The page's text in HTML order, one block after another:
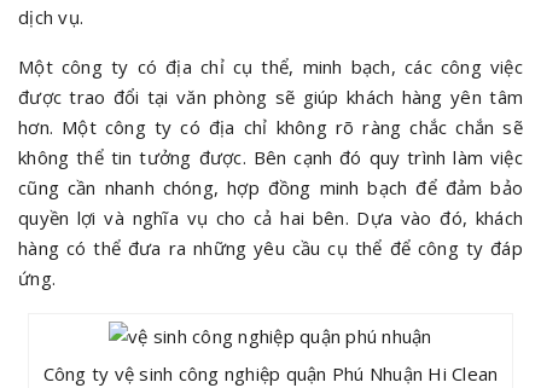
dịch vụ.
Một công ty có địa chỉ cụ thể, minh bạch, các công việc
được trao đổi tại văn phòng sẽ giúp khách hàng yên tâm
hơn. Một công ty có địa chỉ không rõ ràng chắc chắn sẽ
không thể tin tưởng được. Bên cạnh đó quy trình làm việc
cũng cần nhanh chóng, hợp đồng minh bạch để đảm bảo
quyền lợi và nghĩa vụ cho cả hai bên. Dựa vào đó, khách
hàng có thể đưa ra những yêu cầu cụ thể để công ty đáp
ứng.
Công ty vệ sinh công nghiệp quận Phú Nhuận Hi Clean